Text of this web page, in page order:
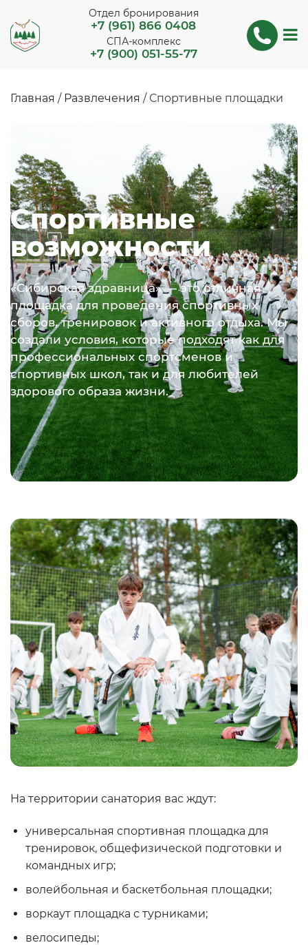
Отдел бронирования
+7 (961) 866 0408
СПА-комплекс
+7 (900) 051-55-77
Главная / Развлечения / Спортивные площадки
Спортивные
возможности
«Сибирская здравница» — это отличная
площадка для проведения спортивных
сборов, тренировок и активного отдыха. Мы
создали условия, которые подходят как для
профессиональных спортсменов и
спортивных школ, так и для любителей
здорового образа жизни.
На территории санатория вас ждут:
универсальная спортивная площадка для
тренировок, общефизической подготовки и
командных игр;
волейбольная и баскетбольная площадки;
воркаут площадка с турниками;
велосипеды;